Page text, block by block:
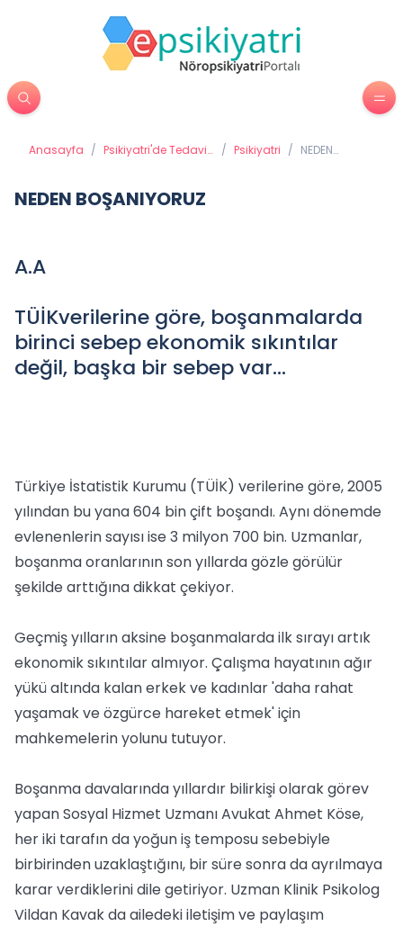
Anasayfa / Psikiyatri'de Tedavi
/ Psikiyatri / NEDEN
NEDEN BOŞANIYORUZ
A.A
TÜİKverilerine göre, boşanmalarda
birinci sebep ekonomik sıkıntılar
değil, başka bir sebep var...
Türkiye İstatistik Kurumu (TÜİK) verilerine göre, 2005
yılından bu yana 604 bin çift boşandı. Aynı dönemde
evlenenlerin sayısı ise 3 milyon 700 bin. Uzmanlar,
boşanma oranlarının son yıllarda gözle görülür
şekilde arttığına dikkat çekiyor.
Geçmiş yılların aksine boşanmalarda ilk sırayı artık
ekonomik sıkıntılar almıyor. Çalışma hayatının ağır
yükü altında kalan erkek ve kadınlar 'daha rahat
yaşamak ve özgürce hareket etmek' için
mahkemelerin yolunu tutuyor.
Boşanma davalarında yıllardır bilirkişi olarak görev
yapan Sosyal Hizmet Uzmanı Avukat Ahmet Köse,
her iki tarafın da yoğun iş temposu sebebiyle
birbirinden uzaklaştığını, bir süre sonra da ayrılmaya
karar verdiklerini dile getiriyor. Uzman Klinik Psikolog
Vildan Kavak da ailedeki iletişim ve paylaşım